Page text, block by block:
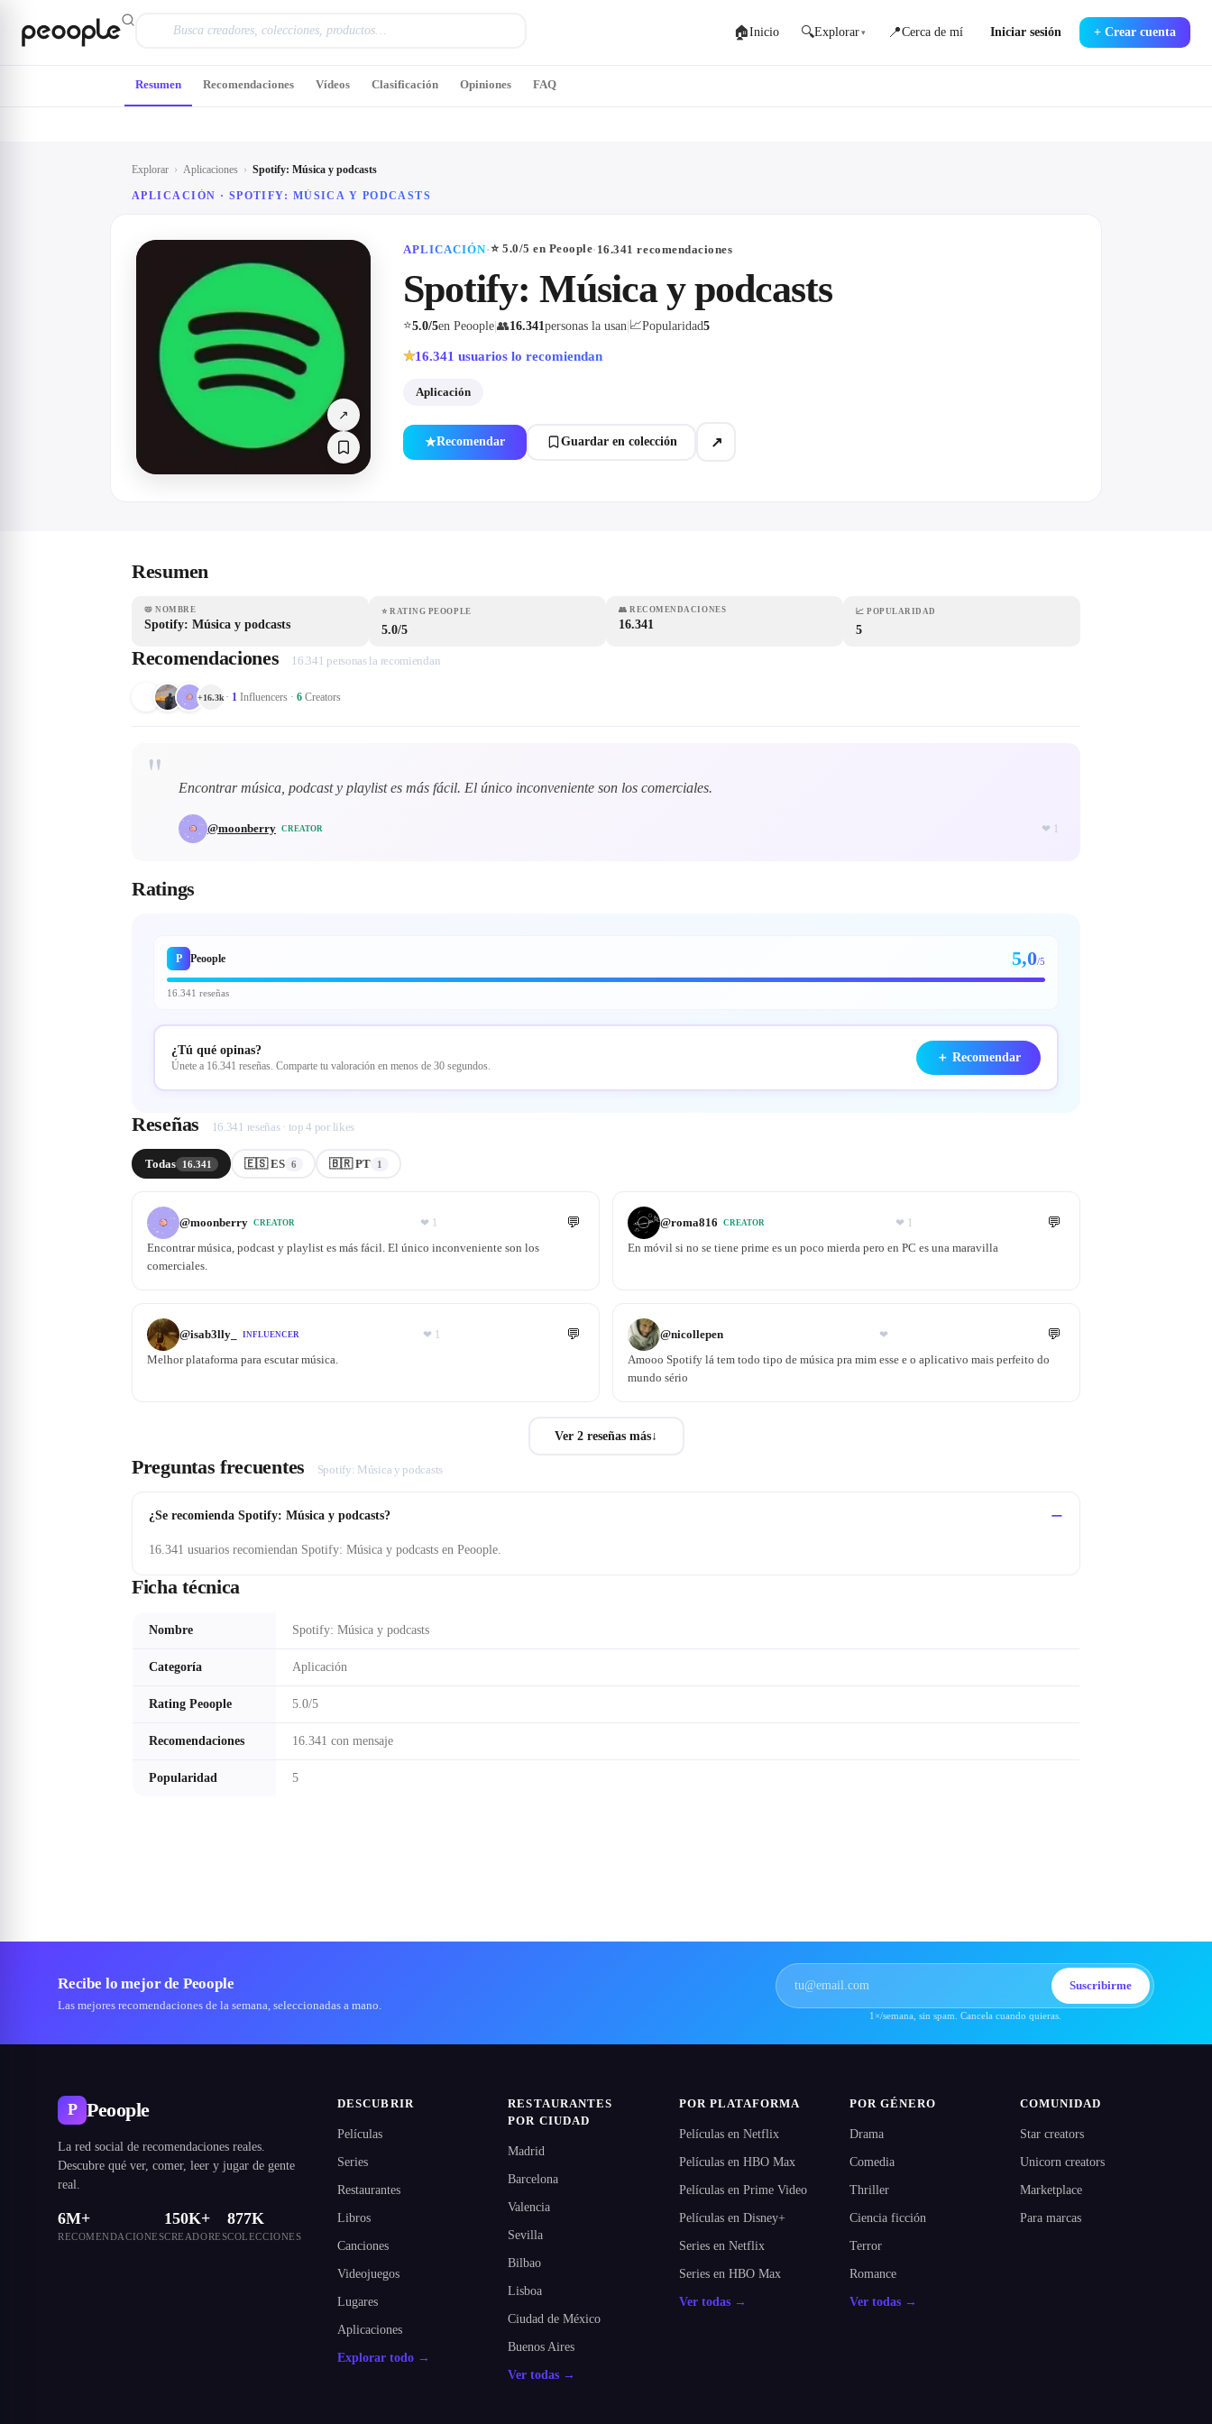
🏠Inicio 🔍Explorar ▾ 📍Cerca de mí Iniciar sesión + Crear cuenta
Explorar › Aplicaciones › Spotify: Música y podcasts
APLICACIÓN · SPOTIFY: MÚSICA Y PODCASTS
↗
APLICACIÓN·⭐ 5.0/5 en Peoople· 16.341 recomendaciones
Spotify: Música y podcasts
⭐5.0/5en Peoople 👥16.341personas la usan 📈Popularidad5
★16.341 usuarios lo recomiendan
Aplicación
★Recomendar Guardar en colección ↗
Resumen Recomendaciones Vídeos Clasificación Opiniones FAQ
Resumen
📛 NOMBRE
Spotify: Música y podcasts
⭐ RATING PEOOPLE
5.0/5
👥 RECOMENDACIONES
16.341
📈 POPULARIDAD
5
Recomendaciones 16.341 personas la recomiendan
+16.3k · 1 Influencers · 6 Creators
" Encontrar música, podcast y playlist es más fácil. El único inconveniente son los comerciales.
@moonberry CREATOR ❤ 1
Ratings
P Peoople 5,0/5
16.341 reseñas
¿Tú qué opinas?
Únete a 16.341 reseñas. Comparte tu valoración en menos de 30 segundos.
＋ Recomendar
Reseñas 16.341 reseñas · top 4 por likes
Todas 16.341 🇪🇸 ES 6 🇧🇷 PT 1
@moonberry CREATOR ❤ 1 💬
Encontrar música, podcast y playlist es más fácil. El único inconveniente son los
comerciales.
@roma816 CREATOR ❤ 1 💬
En móvil si no se tiene prime es un poco mierda pero en PC es una maravilla
@isab3lly_ INFLUENCER ❤ 1 💬
Melhor plataforma para escutar música.
@nicollepen ❤ 💬
Amooo Spotify lá tem todo tipo de música pra mim esse e o aplicativo mais perfeito do
mundo sério
Ver 2 reseñas más↓
Preguntas frecuentes Spotify: Música y podcasts
¿Se recomienda Spotify: Música y podcasts?
16.341 usuarios recomiendan Spotify: Música y podcasts en Peoople.
Ficha técnica
Nombre Spotify: Música y podcasts
Categoría Aplicación
Rating Peoople 5.0/5
Recomendaciones 16.341 con mensaje
Popularidad 5
Recibe lo mejor de Peoople
Las mejores recomendaciones de la semana, seleccionadas a mano.
Suscribirme
1×/semana, sin spam. Cancela cuando quieras.
P Peoople
La red social de recomendaciones reales.
Descubre qué ver, comer, leer y jugar de gente
real.
6M+
RECOMENDACIONES
150K+
CREADORES
877K
COLECCIONES
DESCUBRIR
Películas
Series
Restaurantes
Libros
Canciones
Videojuegos
Lugares
Aplicaciones
Explorar todo →
RESTAURANTES
POR CIUDAD
Madrid
Barcelona
Valencia
Sevilla
Bilbao
Lisboa
Ciudad de México
Buenos Aires
Ver todas →
POR PLATAFORMA
Películas en Netflix
Películas en HBO Max
Películas en Prime Video
Películas en Disney+
Series en Netflix
Series en HBO Max
Ver todas →
POR GÉNERO
Drama
Comedia
Thriller
Ciencia ficción
Terror
Romance
Ver todas →
COMUNIDAD
Star creators
Unicorn creators
Marketplace
Para marcas